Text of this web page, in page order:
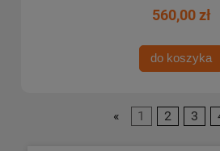
560,00 zł
do koszyka
« 1 2 3